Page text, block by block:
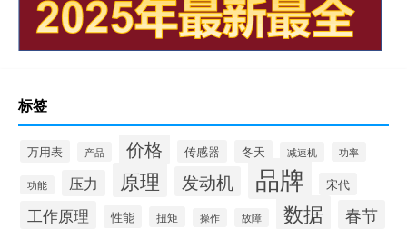
标签
万用表 产品 价格 传感器 冬天 减速机 功率
功能 压力 原理 发动机 品牌 宋代
工作原理 性能 扭矩 操作 故障 数据 春节